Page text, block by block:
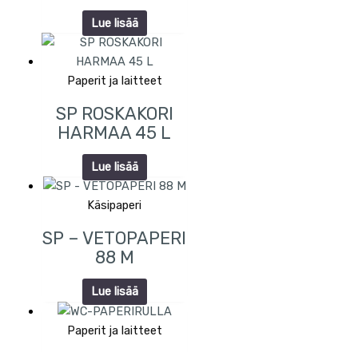
Lue lisää
Paperit ja laitteet
SP ROSKAKORI
HARMAA 45 L
Lue lisää
Käsipaperi
SP – VETOPAPERI
88 M
Lue lisää
Paperit ja laitteet